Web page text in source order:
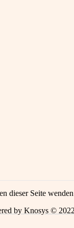
dieser Seite
by Knosys © 2022